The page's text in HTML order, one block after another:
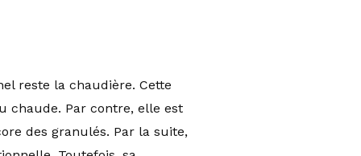
reste la chaudière. Cette
chaude. Par contre, elle est
des granulés. Par la suite,